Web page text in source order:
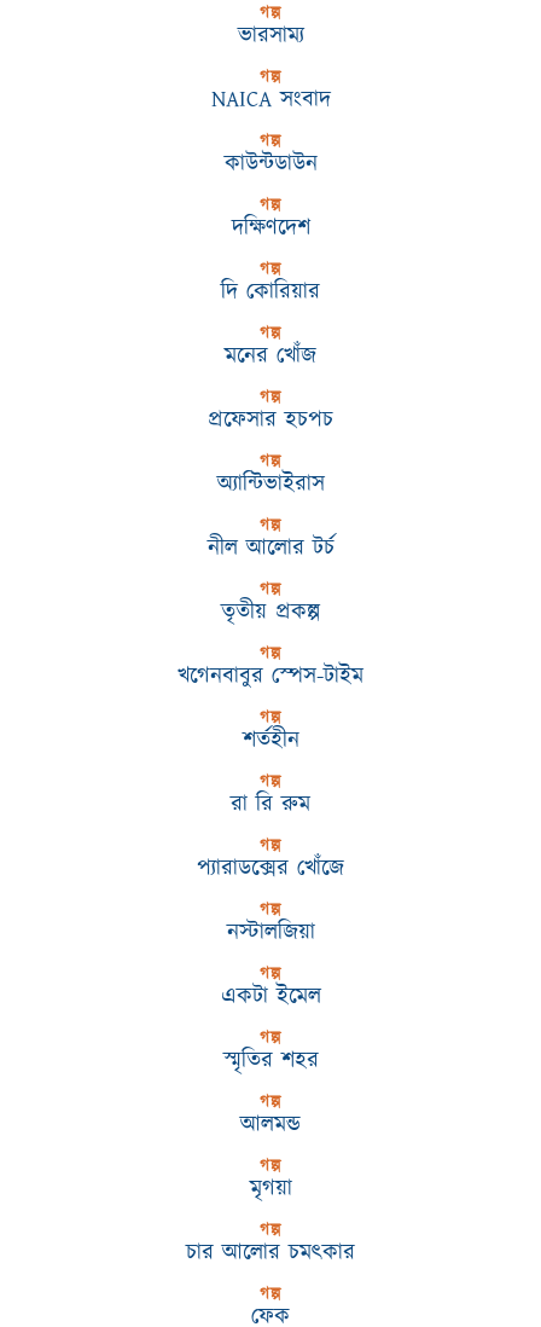
গল্প
ভারসাম্য
গল্প
NAICA সংবাদ
গল্প
কাউন্টডাউন
গল্প
দক্ষিণদেশ
গল্প
দি কোরিয়ার
গল্প
মনের খোঁজ
গল্প
প্রফেসার হচপচ
গল্প
অ্যান্টিভাইরাস
গল্প
নীল আলোর টর্চ
গল্প
তৃতীয় প্রকল্প
গল্প
খগেনবাবুর স্পেস-টাইম
গল্প
শর্তহীন
গল্প
রা রি রুম
গল্প
প্যারাডক্সের খোঁজে
গল্প
নস্টালজিয়া
গল্প
একটা ইমেল
গল্প
স্মৃতির শহর
গল্প
আলমন্ড
গল্প
মৃগয়া
গল্প
চার আলোর চমৎকার
গল্প
ফেক